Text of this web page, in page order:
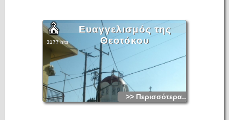
Ευαγγελισμός της
Θεοτόκου
3177 hits
>> Περισσότερα...